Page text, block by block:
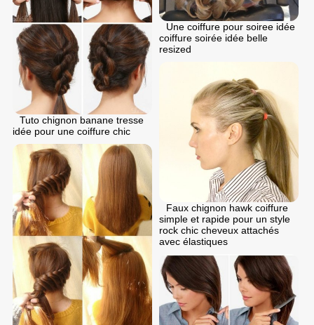
Tuto chignon banane tresse
idée pour une coiffure chic
Une coiffure pour soiree idée
coiffure soirée idée belle
resized
Faux chignon hawk coiffure
simple et rapide pour un style
rock chic cheveux attachés
avec élastiques